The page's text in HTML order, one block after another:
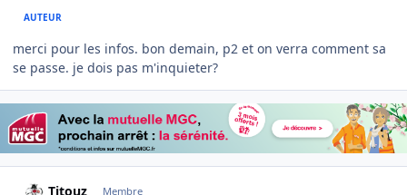
AUTEUR
merci pour les infos. bon demain, p2 et on verra comment sa
se passe. je dois pas m'inquieter?
Titouz Membre